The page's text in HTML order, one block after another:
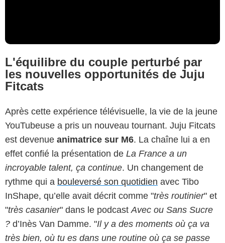
L'équilibre du couple perturbé par
les nouvelles opportunités de Juju
Fitcats
Après cette expérience télévisuelle, la vie de la jeune
YouTubeuse a pris un nouveau tournant. Juju Fitcats
est devenue animatrice sur M6. La chaîne lui a en
effet confié la présentation de La France a un
incroyable talent, ça continue. Un changement de
rythme qui a bouleversé son quotidien avec Tibo
InShape, qu’elle avait décrit comme "très routinier" et
"très casanier" dans le podcastAvec ou Sans Sucre
? d’Inès Van Damme. "Il y a des moments où ça va
très bien, où tu es dans une routine où ça se passe